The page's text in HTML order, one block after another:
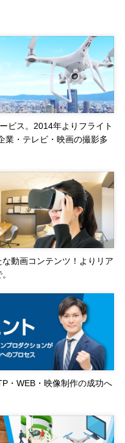
ビス。2014年よりフライト
業・テレビ・映画の撮影多
動画コンテンツ！よりリア
・WEB・映像制作の成功へ